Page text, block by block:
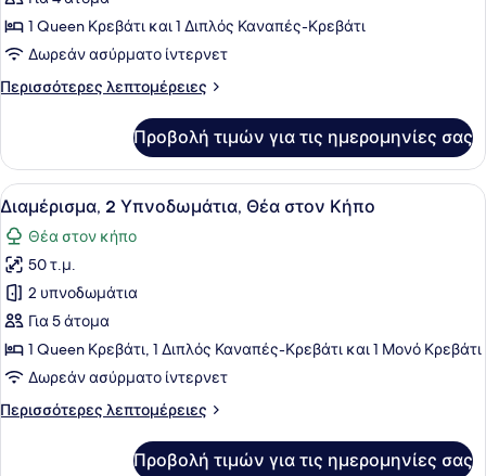
2
Υπνοδωμάτια,
στη
1 Queen Κρεβάτι και 1 Διπλός Καναπές-Κρεβάτι
Δωρεάν ασύρματο ίντερνετ
Περισσότερες λεπτομέρειες
Περισσότερες
2
Υπνοδωμάτια,
Θέα
στη
Θάλασσα
Προβολή τιμών για τις ημερομηνίες σας
Προβολή
όλων
των
φωτογραφιών
για
Διαμέρισμα,
2
Υπνοδωμάτια,
στον
Ένα υπνοδωμάτιο με κρεβάτι,
6
Διαμέρισμα, 2 Υπνοδωμάτια, Θέα στον Κήπο
Θέα στον κήπο
50 τ.μ.
2 υπνοδωμάτια
Για 5 άτομα
1 Queen Κρεβάτι, 1 Διπλός Καναπές-Κρεβάτι και 1 Μονό Κρεβάτι
Δωρεάν ασύρματο ίντερνετ
Περισσότερες λεπτομέρειες
Περισσότερες
Προβολή τιμών για τις ημερομηνίες σας